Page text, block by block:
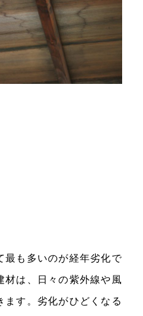
最も多いのが経年劣化で
材は、日々の紫外線や風
ます。劣化がひどくなる